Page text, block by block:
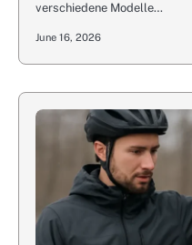
verschiedene Modelle…
June 16, 2026